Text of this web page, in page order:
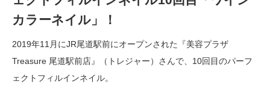
カラーネイル」！
2019年11月にJR尾道駅前にオープンされた『美容プラザ
Treasure 尾道駅前店』（トレジャー）さんで、10回目のパーフ
ェクトフィルインネイル。